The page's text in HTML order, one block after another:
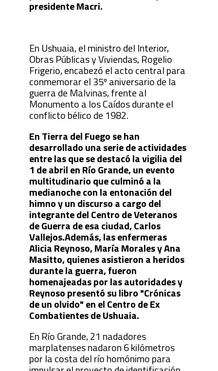
presidente Macri.
En Ushuaia, el ministro del Interior,
Obras Públicas y Viviendas, Rogelio
Frigerio, encabezó el acto central para
conmemorar el 35º aniversario de la
guerra de Malvinas, frente al
Monumento a los Caídos durante el
conflicto bélico de 1982.
En Tierra del Fuego se han
desarrollado una serie de actividades
entre las que se destacó la vigilia del
1 de abril en Río Grande, un evento
multitudinario que culminó a la
medianoche con la entonación del
himno y un discurso a cargo del
integrante del Centro de Veteranos
de Guerra de esa ciudad, Carlos
Vallejos.Además, las enfermeras
Alicia Reynoso, María Morales y Ana
Masitto, quienes asistieron a heridos
durante la guerra, fueron
homenajeadas por las autoridades y
Reynoso presentó su libro "Crónicas
de un olvido" en el Centro de Ex
Combatientes de Ushuaia.
En Río Grande, 21 nadadores
marplatenses nadaron 6 kilómetros
por la costa del río homónimo para